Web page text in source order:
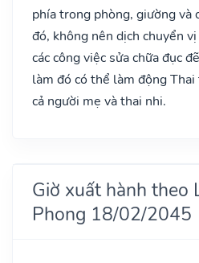
phía trong phòng, giường và
đó, không nên dịch chuyển
các công việc sửa chữa đục
làm đó có thể làm động
cả người mẹ và thai nhi.
Giờ xuất hành theo
Phong 18/02/2045